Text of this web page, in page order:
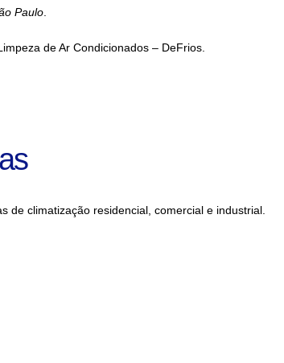
Paulo
de Ar Condicionados – DeFrios.
de climatização residencial, comercial e industrial.